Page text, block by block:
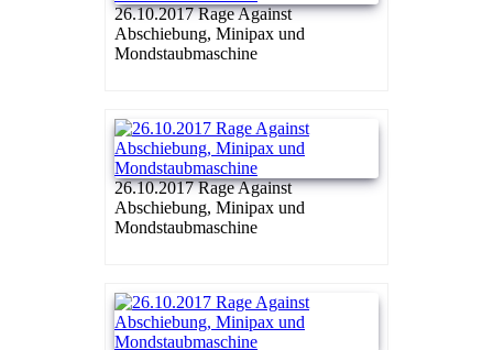
26.10.2017 Rage Against
Abschiebung, Minipax und
Mondstaubmaschine
26.10.2017 Rage Against
Abschiebung, Minipax und
Mondstaubmaschine